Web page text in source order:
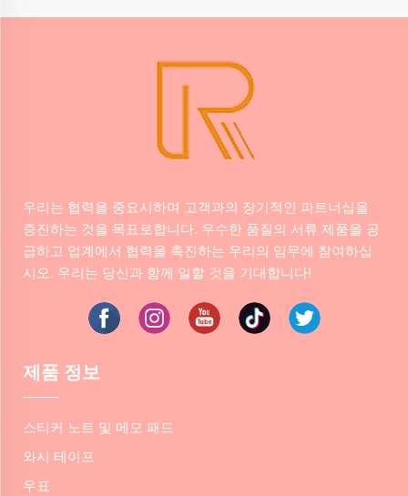
우리는 협력을 중요시하며 고객과의 장기적인 파트너십을
증진하는 것을 목표로합니다. 우수한 품질의 서류 제품을 공
급하고 업계에서 협력을 촉진하는 우리의 임무에 참여하십
시오. 우리는 당신과 함께 일할 것을 기대합니다!
제품 정보
스티커 노트 및 메모 패드
와시 테이프
우표